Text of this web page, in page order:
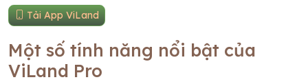
Tải App ViLand
Một số tính năng nổi bật của
ViLand Pro